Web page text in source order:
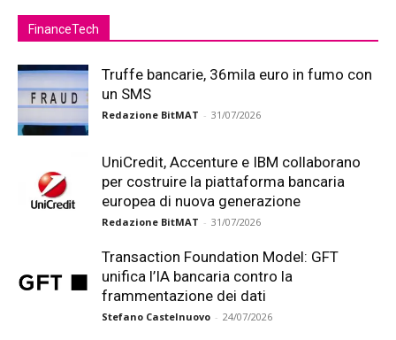
FinanceTech
Truffe bancarie, 36mila euro in fumo con
un SMS
Redazione BitMAT - 31/07/2026
UniCredit, Accenture e IBM collaborano
per costruire la piattaforma bancaria
europea di nuova generazione
Redazione BitMAT - 31/07/2026
Transaction Foundation Model: GFT
unifica l’IA bancaria contro la
frammentazione dei dati
Stefano Castelnuovo - 24/07/2026